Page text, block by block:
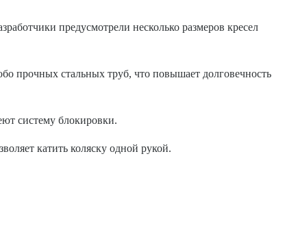
предусмотрели несколько размеров кресел
прочных стальных труб, что повышает долговечность
систему блокировки.
катить коляску одной рукой.